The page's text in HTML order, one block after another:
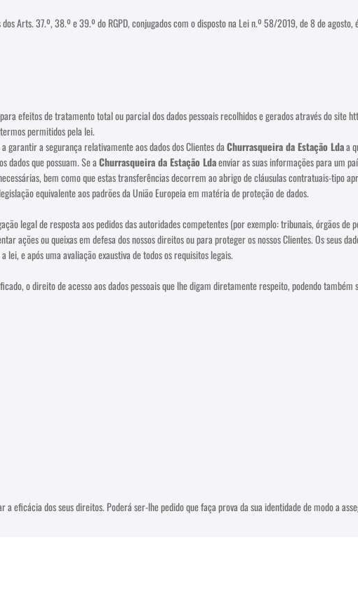
Arts. 37.º, 38.º e 39.º do RGPD, conjugados com o disposto na Lei n.º 58/2019, de 8 de agosto,
efeitos de tratamento total ou parcial dos dados pessoais recolhidos e gerados através do site
permitidos pela lei.
garantir a segurança relativamente aos dados dos Clientes daChurrasqueira da Estação Ldaa
dados que possuam. Se aChurrasqueira da Estação Ldaenviar as suas informações para um
bem como que estas transferências decorrem ao abrigo de cláusulas contratuais-tipo
equivalente aos padrões da União Europeia em matéria de proteção de dados.
legal de resposta aos pedidos das autoridades competentes (por exemplo: tribunais, órgãos de
ações ou queixas em defesa dos nossos direitos ou para proteger os nossos Clientes. Os seus
e após uma avaliação exaustiva de todos os requisitos legais.
o direito de acesso aos dados pessoais que lhe digam diretamente respeito, podendo
eficácia dos seus direitos. Poderá ser-lhe pedido que faça prova da sua identidade de modo a